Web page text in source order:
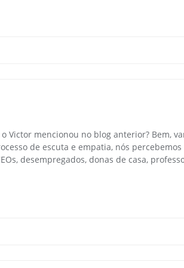
Victor mencionou no blog anterior? Bem,
de escuta e empatia, nós percebemos
desempregados, donas de casa,